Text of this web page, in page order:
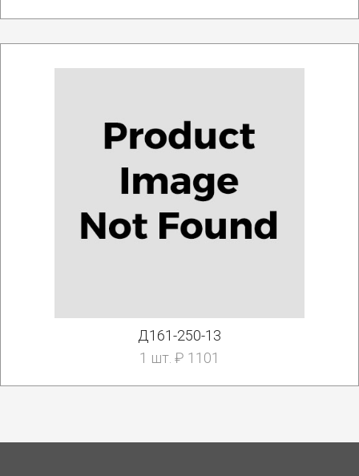
Д161-250-13
1 шт. ₽ 1101